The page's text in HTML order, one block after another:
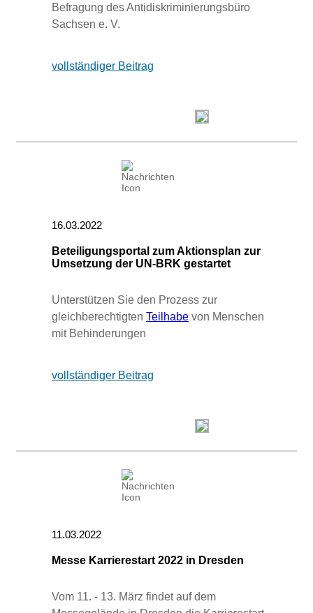
Befragung des Antidiskriminierungsbüro
Sachsen e. V.
vollständiger Beitrag
16.03.2022
Beteiligungsportal zum Aktionsplan zur
Umsetzung der UN-BRK gestartet
Unterstützen Sie den Prozess zur
gleichberechtigten Teilhabe von Menschen
mit Behinderungen
vollständiger Beitrag
11.03.2022
Messe Karrierestart 2022 in Dresden
Vom 11. - 13. März findet auf dem